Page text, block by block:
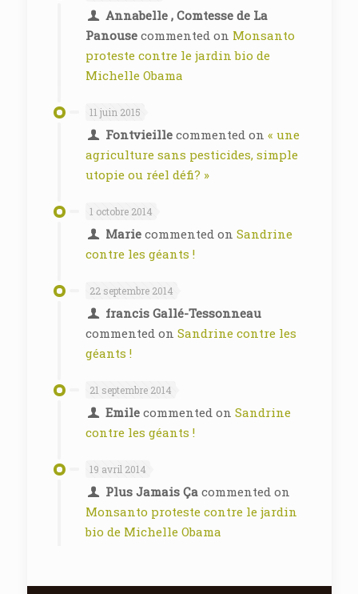
Annabelle , Comtesse de La
Panousecommented on Monsanto
proteste contre le jardin bio de
Michelle Obama
11 juin 2015
Fontvieillecommented on « une
agriculture sans pesticides, simple
utopie ou réel défi? »
1 octobre 2014
Mariecommented on Sandrine
contre les géants !
22 septembre 2014
francis Gallé-Tessonneau
commented on Sandrine contre les
géants !
21 septembre 2014
Emilecommented on Sandrine
contre les géants !
19 avril 2014
Plus Jamais Çacommented on
Monsanto proteste contre le jardin
bio de Michelle Obama